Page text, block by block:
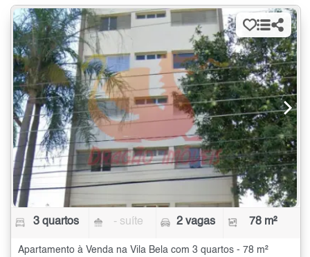
3 quartos - suíte 2 vagas 78 m²
Apartamento à Venda na Vila Bela com 3 quartos - 78 m²